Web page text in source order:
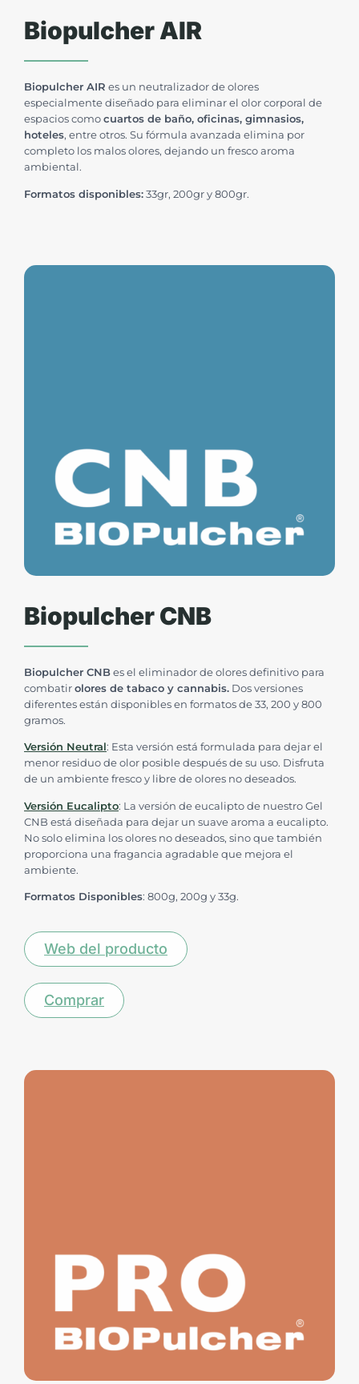
Biopulcher AIR
Biopulcher AIR es un neutralizador de olores
especialmente diseñado para eliminar el olor corporal de
espacios como cuartos de baño, oficinas, gimnasios,
hoteles, entre otros. Su fórmula avanzada elimina por
completo los malos olores, dejando un fresco aroma
ambiental.
Formatos disponibles: 33gr, 200gr y 800gr.
Biopulcher CNB
Biopulcher CNB es el eliminador de olores definitivo para
combatir olores de tabaco y cannabis. Dos versiones
diferentes están disponibles en formatos de 33, 200 y 800
gramos.
Versión Neutral: Esta versión está formulada para dejar el
menor residuo de olor posible después de su uso. Disfruta
de un ambiente fresco y libre de olores no deseados.
Versión Eucalipto: La versión de eucalipto de nuestro Gel
CNB está diseñada para dejar un suave aroma a eucalipto.
No solo elimina los olores no deseados, sino que también
proporciona una fragancia agradable que mejora el
ambiente.
Formatos Disponibles: 800g, 200g y 33g.
Web del producto
Comprar